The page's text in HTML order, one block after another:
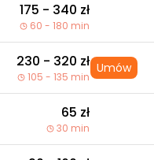
175 - 340 zł
60 - 180 min
230 - 320 zł
105 - 135 min
Umów
65 zł
30 min